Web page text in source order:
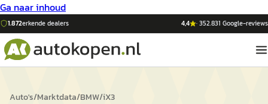
Ga naar inhoud
1.872erkende dealers 4,4 ·352.831 Google-reviews
Auto's/Marktdata/BMW/iX3